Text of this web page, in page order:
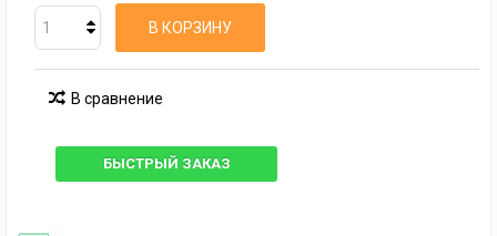
В КОРЗИНУ
В сравнение
БЫСТРЫЙ ЗАКАЗ